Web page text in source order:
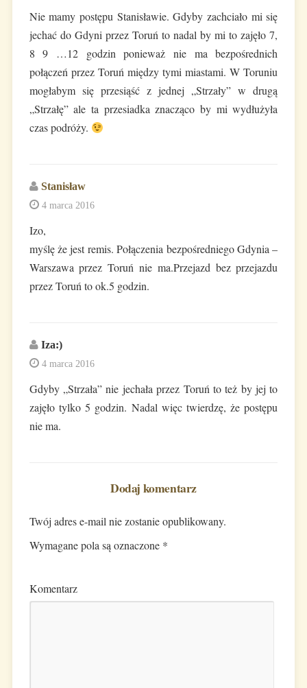
Nie mamy postępu Stanisławie. Gdyby zachciało mi się
jechać do Gdyni przez Toruń to nadal by mi to zajęło 7,
8 9 …12 godzin ponieważ nie ma bezpośrednich
połączeń przez Toruń między tymi miastami. W Toruniu
mogłabym się przesiąść z jednej „Strzały” w drugą
„Strzałę” ale ta przesiadka znacząco by mi wydłużyła
czas podróży.
Stanisław
4 marca 2016
Izo,
myślę że jest remis. Połączenia bezpośredniego Gdynia –
Warszawa przez Toruń nie ma.Przejazd bez przejazdu
przez Toruń to ok.5 godzin.
Iza:)
4 marca 2016
Gdyby „Strzała” nie jechała przez Toruń to też by jej to
zajęło tylko 5 godzin. Nadal więc twierdzę, że postępu
nie ma.
Dodaj komentarz
Twój adres e-mail nie zostanie opublikowany.
Wymagane pola są oznaczone *
Komentarz